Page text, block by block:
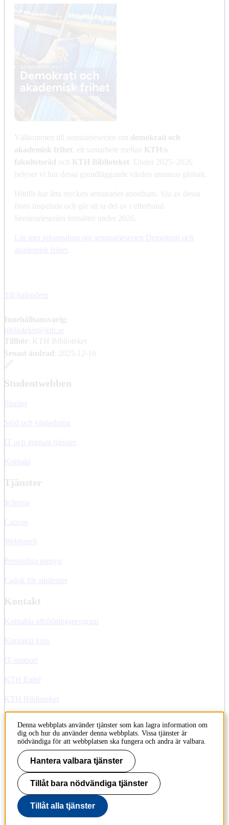
Välkommen till seminarieserien om demokrati och
akademisk frihet
, ett samarbete mellan
KTH:s
fakultetsråd och KTH Biblioteket
. Under 2025–2026
belyser vi hur dessa grundläggande värden utmanas globalt.
Hittills har åtta stycken seminarier anordnats. Sju av dessa
finns inspelade och går att ta del av i efterhand.
Seminarieserien fortsätter under 2026.
Läs mer information om seminarieserien Demokrati och
akademisk frihet
Till kalendern
Innehållsansvarig:
biblioteket@kth.se
Tillhör
: KTH Biblioteket
Senast ändrad
2025-12-16
Studentwebben
Studier
Stöd och vägledning
IT och digitala tjänster
Kontakt
Tjänster
Schema
Canvas
Webbmejl
Personliga menyn
Ladok för studenter
Kontakt
Kontakta utbildningsprogram
Kontakta kurs
IT-support
KTH Entré
KTH Biblioteket
KTH
100 44 Stockholm
+46 8 790 60 00
info@kth.se
📷 @KTHstudent på Instagram
Till sidans topp
Denna webbplats använder tjänster som kan lagra information om
dig och hur du använder denna webbplats. Vissa tjänster är
nödvändiga för att webbplatsen ska fungera och andra är valbara.
Hantera valbara tjänster
Tillåt bara nödvändiga tjänster
Tillåt alla tjänster